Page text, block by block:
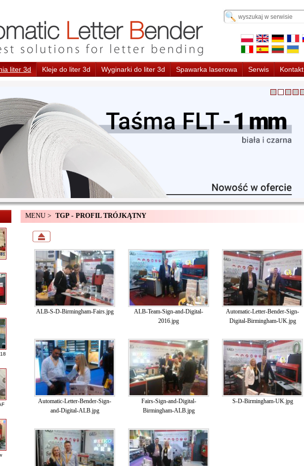
liter 3d Kleje do liter 3d Wyginarki do liter 3d Spawarka laserowa Serwis Kontakt
MENU > TGP - PROFIL TRÓJKĄTNY
ALB-S-D-Birmingham-Fairs.jpg
ALB-Team-Sign-and-Digital-
2016.jpg
Automatic-Letter-Bender-Sign-
Digital-Birmingham-UK.jpg
Automatic-Letter-Bender-Sign-
and-Digital-ALB.jpg
Fairs-Sign-and-Digital-
Birmingham-ALB.jpg
S-D-Birmingham-UK.jpg